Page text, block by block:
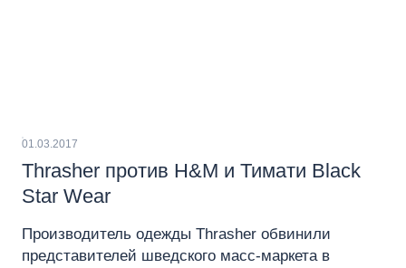
01.03.2017
Thrasher против H&M и Тимати Black
Star Wear
Производитель одежды Thrasher обвинили
представителей шведского масс-маркета в